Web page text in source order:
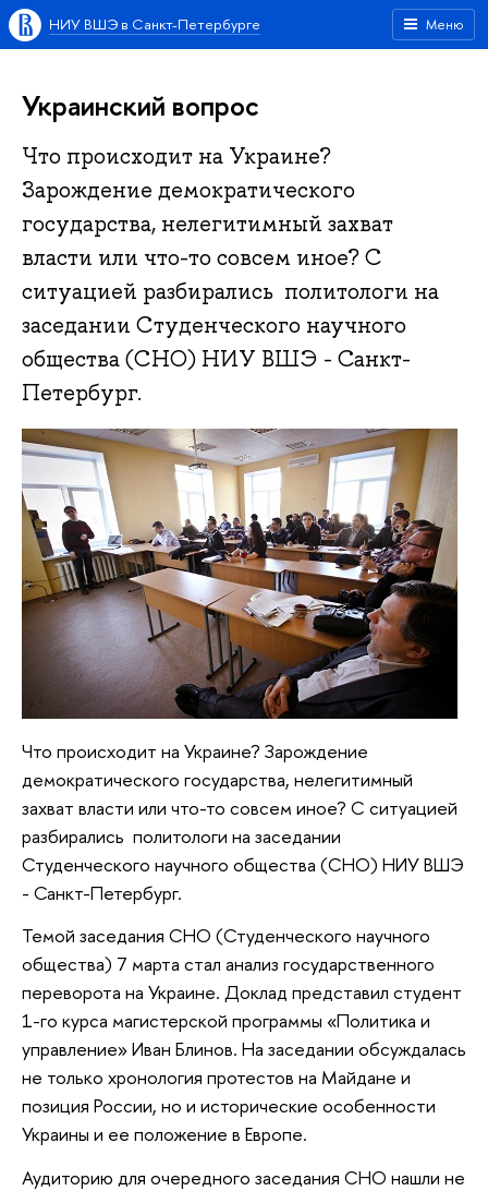
Меню
НИУ ВШЭ в Санкт-Петербурге
Украинский вопрос
Что происходит на Украине?
Зарождение демократического
государства, нелегитимный захват
власти или что-то совсем иное? С
ситуацией разбирались политологи на
заседании Студенческого научного
общества (СНО) НИУ ВШЭ - Санкт-
Петербург.
Что происходит на Украине? Зарождение
демократического государства, нелегитимный
захват власти или что-то совсем иное? С ситуацией
разбирались политологи на заседании
Студенческого научного общества (СНО) НИУ ВШЭ
- Санкт-Петербург.
Темой заседания СНО (Студенческого научного
общества) 7 марта стал анализ государственного
переворота на Украине. Доклад представил студент
1-го курса магистерской программы «Политика и
управление» Иван Блинов. На заседании обсуждалась
не только хронология протестов на Майдане и
позиция России, но и исторические особенности
Украины и ее положение в Европе.
Аудиторию для очередного заседания СНО нашли не